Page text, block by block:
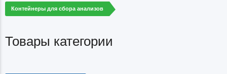
Контейнеры для сбора анализов
Товары категории